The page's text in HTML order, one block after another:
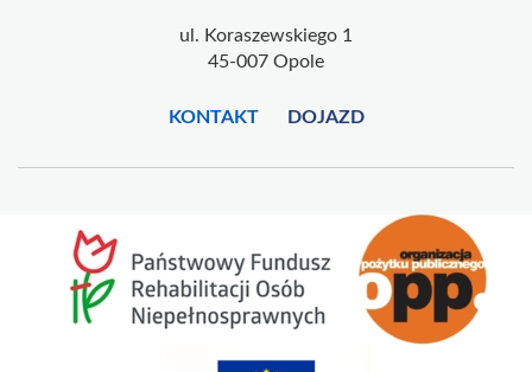
ul. Koraszewskiego 1
45-007 Opole
KONTAKT DOJAZD